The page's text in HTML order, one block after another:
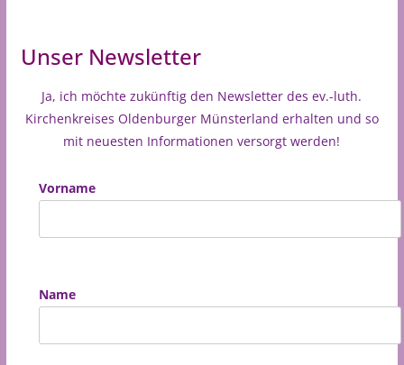
Unser Newsletter
Ja, ich möchte zukünftig den Newsletter des ev.-luth.
Kirchenkreises Oldenburger Münsterland erhalten und so
mit neuesten Informationen versorgt werden!
Vorname
Name